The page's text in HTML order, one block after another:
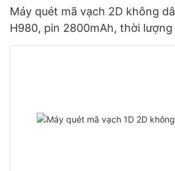
Máy quét mã vạch 2D không
H980, pin 2800mAh, thời lượng
lý tưởng cho kho hàng và hậu